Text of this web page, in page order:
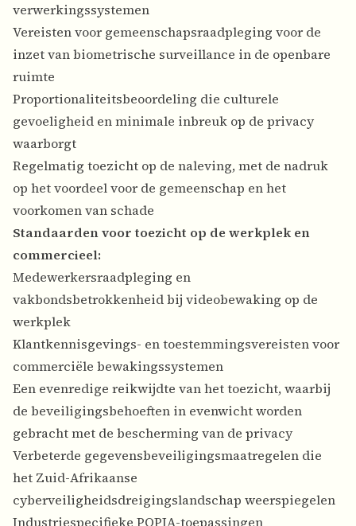
verwerkingssystemen
Vereisten voor gemeenschapsraadpleging voor de
inzet van biometrische surveillance in de openbare
ruimte
Proportionaliteitsbeoordeling die culturele
gevoeligheid en minimale inbreuk op de privacy
waarborgt
Regelmatig toezicht op de naleving, met de nadruk
op het voordeel voor de gemeenschap en het
voorkomen van schade
Standaarden voor toezicht op de werkplek en
commercieel:
Medewerkersraadpleging en
vakbondsbetrokkenheid bij videobewaking op de
werkplek
Klantkennisgevings- en toestemmingsvereisten voor
commerciële bewakingssystemen
Een evenredige reikwijdte van het toezicht, waarbij
de beveiligingsbehoeften in evenwicht worden
gebracht met de bescherming van de privacy
Verbeterde gegevensbeveiligingsmaatregelen die
het Zuid-Afrikaanse
cyberveiligheidsdreigingslandschap weerspiegelen
Industriespecifieke POPIA-toepassingen